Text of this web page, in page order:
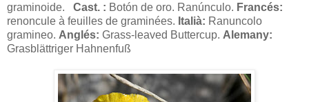
graminoide. Cast. : Botón de oro. Ranúnculo. Francés:
renoncule à feuilles de graminées. Italià: Ranuncolo
gramineo. Anglés: Grass-leaved Buttercup. Alemany:
Grasblättriger Hahnenfuß